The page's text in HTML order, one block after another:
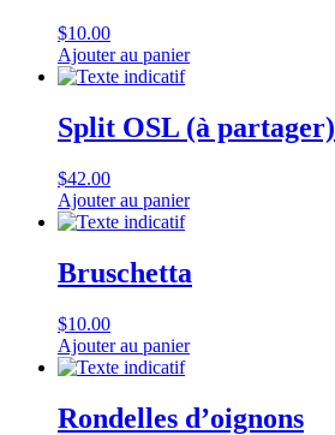
$10.00
Ajouter au panier
Split OSL (à partager)
$42.00
Ajouter au panier
Bruschetta
$10.00
Ajouter au panier
Rondelles d’oignons